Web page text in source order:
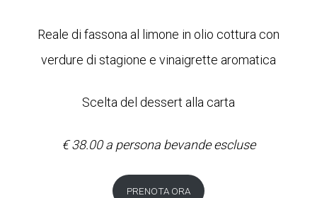
Reale di fassona al limone in olio cottura con
verdure di stagione e vinaigrette aromatica
Scelta del dessert alla carta
€ 38.00 a persona bevande escluse
PRENOTA ORA